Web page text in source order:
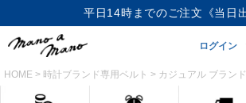
店内全品《送料無料》
ログイン
HOME 時計ブランド専用ベルト カジュアル ブランド